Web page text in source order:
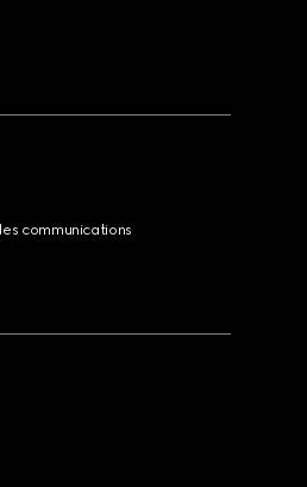
communications